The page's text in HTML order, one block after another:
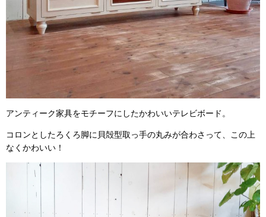
アンティーク家具をモチーフにしたかわいいテレビボード。
コロンとしたろくろ脚に貝殻型取っ手の丸みが合わさって、この上
なくかわいい！